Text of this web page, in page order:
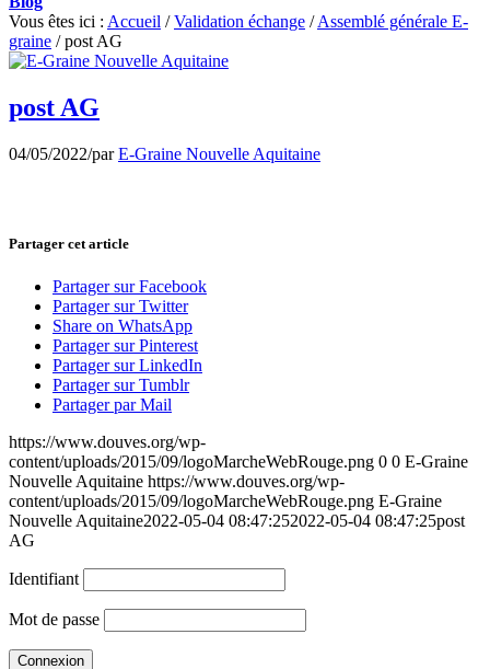
Vous êtes ici : Accueil / Validation échange / Assemblé générale E-
graine / post AG
post AG
04/05/2022/parE-Graine Nouvelle Aquitaine
Partager cet article
Partager sur Facebook
Partager sur Twitter
Share on WhatsApp
Partager sur Pinterest
Partager sur LinkedIn
Partager sur Tumblr
Partager par Mail
https://www.douves.org/wp-
content/uploads/2015/09/logoMarcheWebRouge.png 0 0 E-Graine
Nouvelle Aquitaine https://www.douves.org/wp-
content/uploads/2015/09/logoMarcheWebRouge.png E-Graine
Nouvelle Aquitaine2022-05-04 08:47:252022-05-04 08:47:25post
AG
Identifiant
Mot de passe